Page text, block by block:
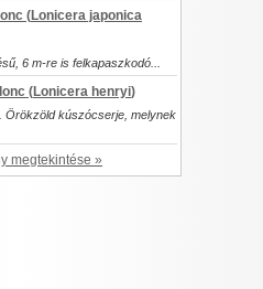
(Lonicera japonica
6 m-re is felkapaszkodó...
(Lonicera henryi)
Örökzöld kúszócserje, melynek
megtekintése »